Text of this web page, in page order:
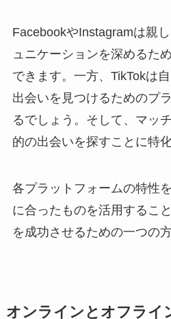
FacebookやInstagramは親
ュニケーションを深めるた
できます。一方、TikTokは
出会いを見つけるためのプ
るでしょう。そして、マッ
的の出会いを探すことに特
各プラットフォームの特性
に合ったものを活用するこ
を成功させるための一つの方
オンラインとオフライ